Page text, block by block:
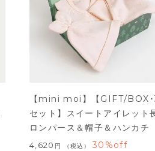
【mini moi】【GIFT/BOX･
セット】スイートアイレット
ロンパース＆帽子＆ハンカチ
4,620 税込 30%off